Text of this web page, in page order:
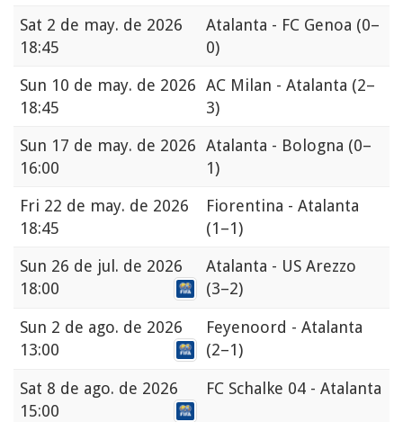
Sat 2 de may. de 2026
18:45
Atalanta - FC Genoa (0–
0)
Sun 10 de may. de 2026
18:45
AC Milan - Atalanta (2–
3)
Sun 17 de may. de 2026
16:00
Atalanta - Bologna (0–
1)
Fri 22 de may. de 2026
18:45
Fiorentina - Atalanta
(1–1)
Sun 26 de jul. de 2026
18:00
Atalanta - US Arezzo
(3–2)
Sun 2 de ago. de 2026
13:00
Feyenoord - Atalanta
(2–1)
Sat 8 de ago. de 2026
15:00
FC Schalke 04 - Atalanta